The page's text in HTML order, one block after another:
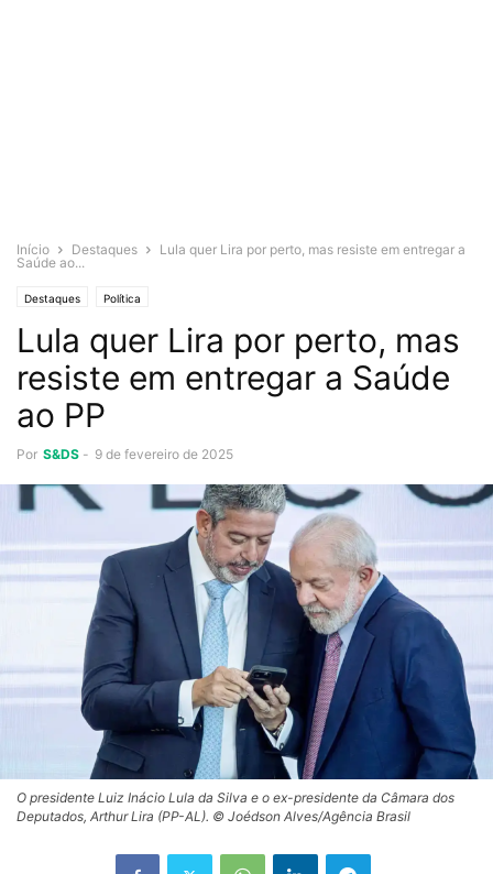
Início Destaques
Lula quer Lira por perto, mas resiste em entregar a
Saúde ao...
Destaques Política
Lula quer Lira por perto, mas
resiste em entregar a Saúde
ao PP
Por S&DS - 9 de fevereiro de 2025
O presidente Luiz Inácio Lula da Silva e o ex-presidente da Câmara dos
Deputados, Arthur Lira (PP-AL). © Joédson Alves/Agência Brasil